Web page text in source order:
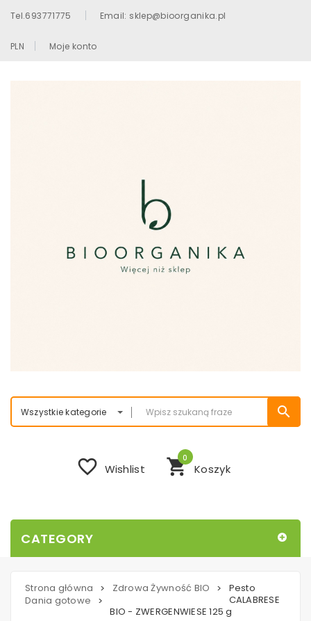
Tel.693771775 Email: sklep@bioorganika.pl
PLN Moje konto
Wszystkie kategorie search
shopping_cart Koszyk
0
favorite_border Wishlist
CATEGORY
Strona główna > Zdrowa Żywność BIO
>
Dania gotowe
>
Pesto
CALABRESE
BIO - ZWERGENWIESE 125 g